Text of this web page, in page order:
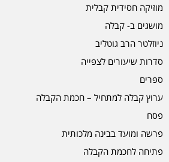
מוזיקה חסידית קבלית
מושגים ב- קבלה
ניוזלטר הרב גוטליב
סדרות שיעורים לצפייה
ספרים
ערוץ קבלה למתחיל – חכמת הקבלה
פסח
פרשה ומועד בבינה מלכותית
פתיחה לחכמת הקבלה